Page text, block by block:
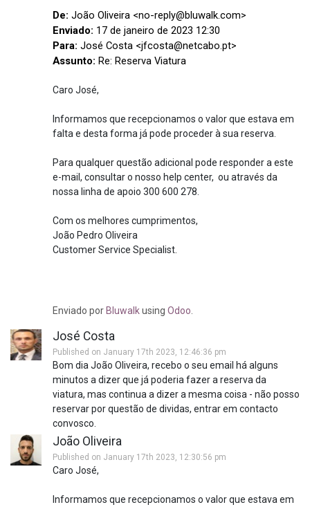
De: João Oliveira <no-reply@bluwalk.com>
Enviado: 17 de janeiro de 2023 12:30
Para: José Costa <jfcosta@netcabo.pt>
Assunto: Re: Reserva Viatura
Caro José,
Informamos que recepcionamos o valor que estava em
falta e desta forma já pode proceder à sua reserva.
Para qualquer questão adicional pode responder a este
e-mail, consultar o nosso help center, ou através da
nossa linha de apoio 300 600 278.
Com os melhores cumprimentos,
João Pedro Oliveira
Customer Service Specialist.
Enviado por Bluwalkusing Odoo
José Costa
Published on January 17th 2023, 12:46:36 pm
Bom dia João Oliveira, recebo o seu email há alguns
minutos a dizer que já poderia fazer a reserva da
viatura, mas continua a dizer a mesma coisa - não posso
reservar por questão de dividas, entrar em contacto
convosco.
João Oliveira
Published on January 17th 2023, 12:30:56 pm
Caro José,
Informamos que recepcionamos o valor que estava em